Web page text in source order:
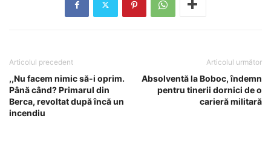
Articolul precedent
,,Nu facem nimic să-i oprim.
Până când? Primarul din
Berca, revoltat după încă un
incendiu
Articolul următor
Absolventă la Boboc, îndemn
pentru tinerii dornici de o
carieră militară